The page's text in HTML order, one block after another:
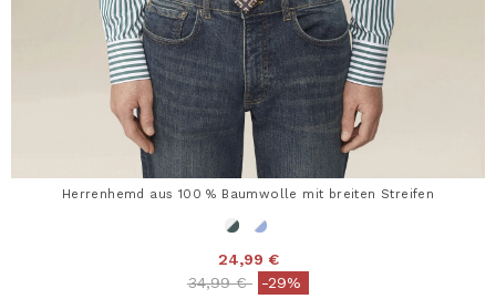
Herrenhemd aus 100 % Baumwolle mit breiten Streifen
24,99 €
Price reduced from
34,99 €to-29%